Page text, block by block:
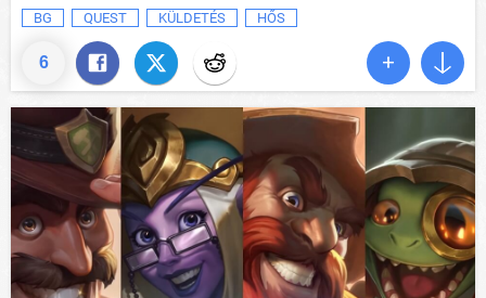
6
BG
QUEST KÜLDETÉS HŐS